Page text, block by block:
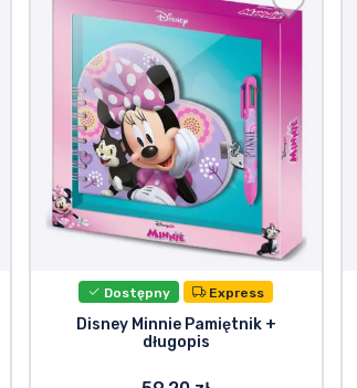
Dostępny Express
Disney Minnie Pamiętnik +
długopis